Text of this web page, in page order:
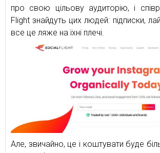
про свою цільову аудиторію, і
Flight знайдуть цих людей: підписки,
все це ляже на їхні плечі.
Але, звичайно, це і коштувати буде